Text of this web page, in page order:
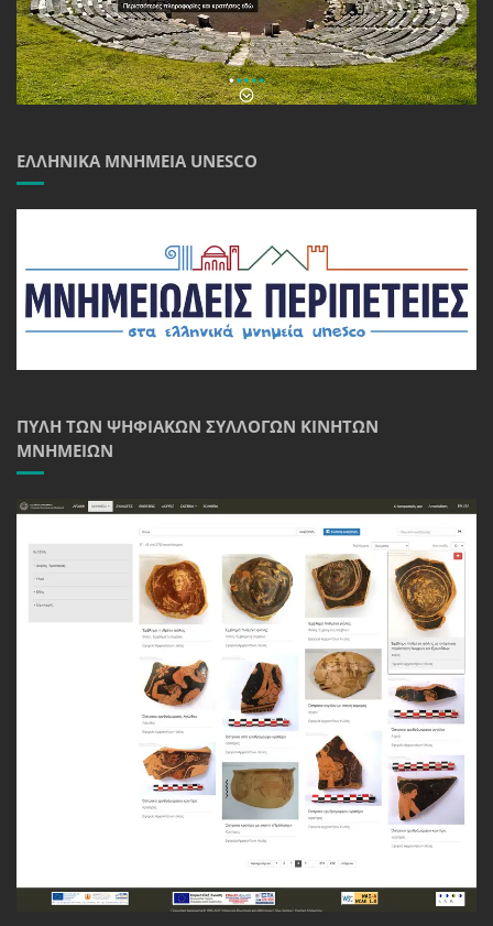
ΕΛΛΗΝΙΚΆ ΜΝΗΜΕΊΑ UNESCO
ΠΎΛΗ ΤΩΝ ΨΗΦΙΑΚΏΝ ΣΥΛΛΟΓΏΝ ΚΙΝΗΤΏΝ
ΜΝΗΜΕΊΩΝ